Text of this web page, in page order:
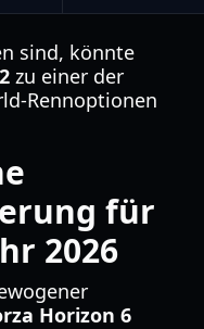
sind, könnte
zu einer der
Rennoptionen
für
2026
Horizon 6